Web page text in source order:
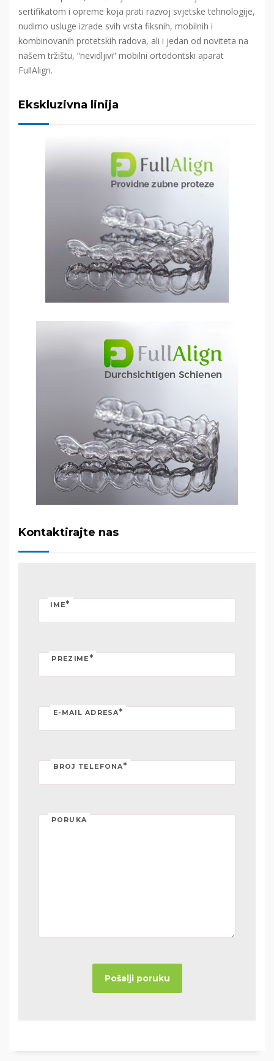
sertifikatom i opreme koja prati razvoj svjetske tehnologije,
nudimo usluge izrade svih vrsta fiksnih, mobilnih i
kombinovanih protetskih radova, ali i jedan od noviteta na
našem tržištu, “nevidljivi” mobilni ortodontski aparat
FullAlign.
Ekskluzivna linija
Kontaktirajte nas
IME*
PREZIME *
E-MAIL ADRESA*
BROJ TELEFONA*
PORUKA